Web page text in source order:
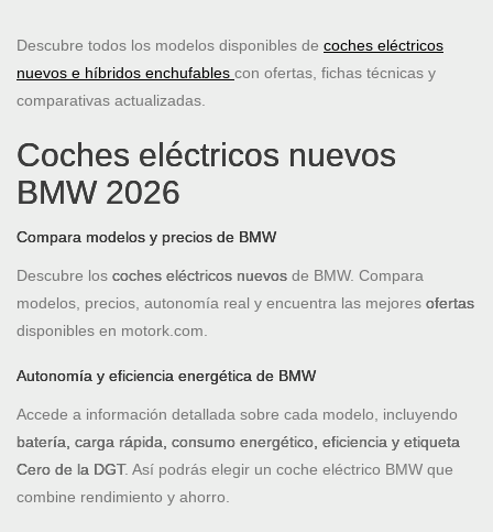
Descubre todos los modelos disponibles de coches eléctricos
nuevos e híbridos enchufables con ofertas, fichas técnicas y
comparativas actualizadas.
Coches eléctricos nuevos
BMW 2026
Compara modelos y precios de BMW
Descubre los coches eléctricos nuevos de BMW. Compara
modelos, precios, autonomía real y encuentra las mejores ofertas
disponibles en motork.com.
Autonomía y eficiencia energética de BMW
Accede a información detallada sobre cada modelo, incluyendo
batería, carga rápida, consumo energético, eficiencia y etiqueta
Cero de la DGT. Así podrás elegir un coche eléctrico BMW que
combine rendimiento y ahorro.